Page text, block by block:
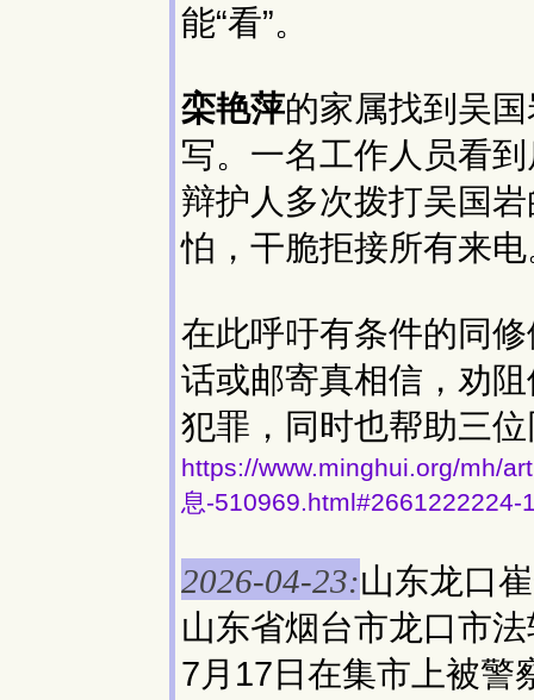
能“看”。
栾艳萍的家属找到吴
写。一名工作人员看
辩护人多次拨打吴国
怕，干脆拒接所有来
在此呼吁有条件的同
话或邮寄真相信，劝
犯罪，同时也帮助三
https://www.minghui.org/mh/
息-510969.html#2661222224-
2026-04-23:山东龙口
山东省烟台市龙口市
7月17日在集市上被警